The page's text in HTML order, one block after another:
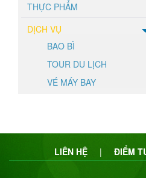
THỰC PHẨM
DỊCH VỤ
BAO BÌ
TOUR DU LỊCH
VÉ MÁY BAY
LIÊN HỆ | ĐIỂM